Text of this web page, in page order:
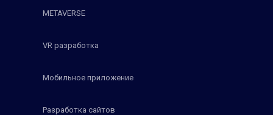
METAVERSE
VR разработка
Мобильное приложение
Разработка сайтов